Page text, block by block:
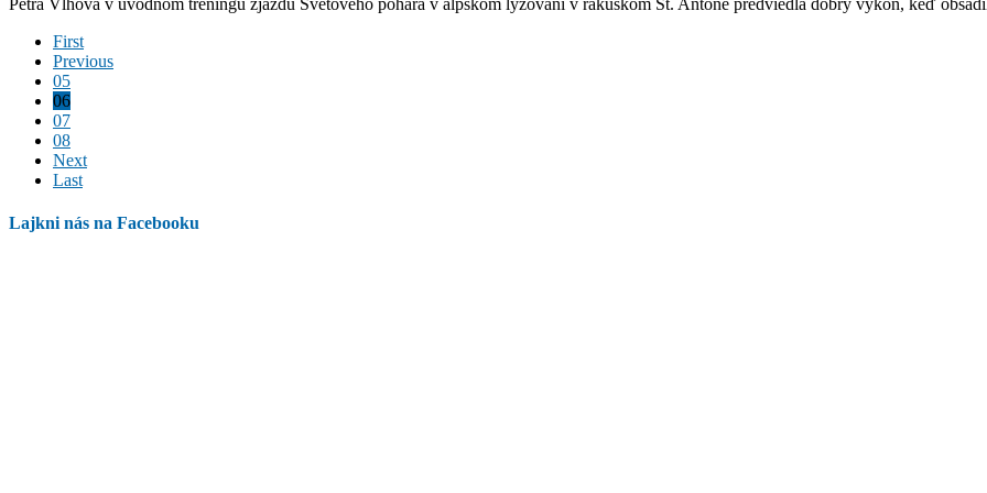
Petra Vlhová v úvodnom tréningu zjazdu Svetového pohára v alpskom lyžovaní v rakúskom St. Antone predviedla dobrý výkon, keď
First
Previous
05
06
07
08
Next
Last
Lajkni nás na Facebooku